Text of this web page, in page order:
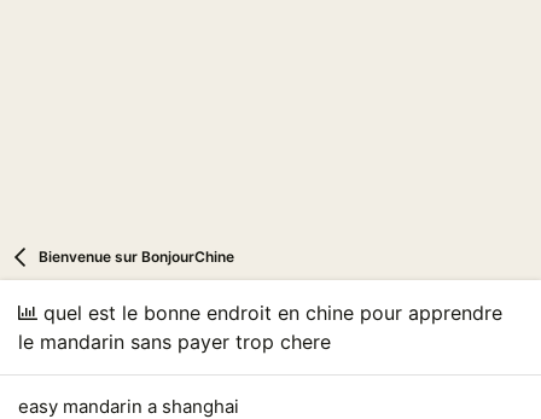
Bienvenue sur BonjourChine
quel est le bonne endroit en chine pour apprendre
le mandarin sans payer trop chere
easy mandarin a shanghai